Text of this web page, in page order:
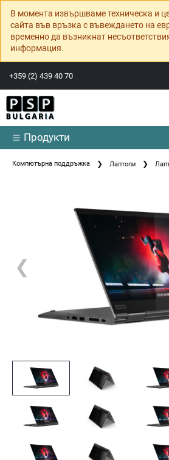
В момента извършваме техническа и
сайта във връзка с въвеждането на
временно да възникнат
информация.
+359 (2) 439 40 70
Продукти
Компютърна поддръжка Лаптопи
❮